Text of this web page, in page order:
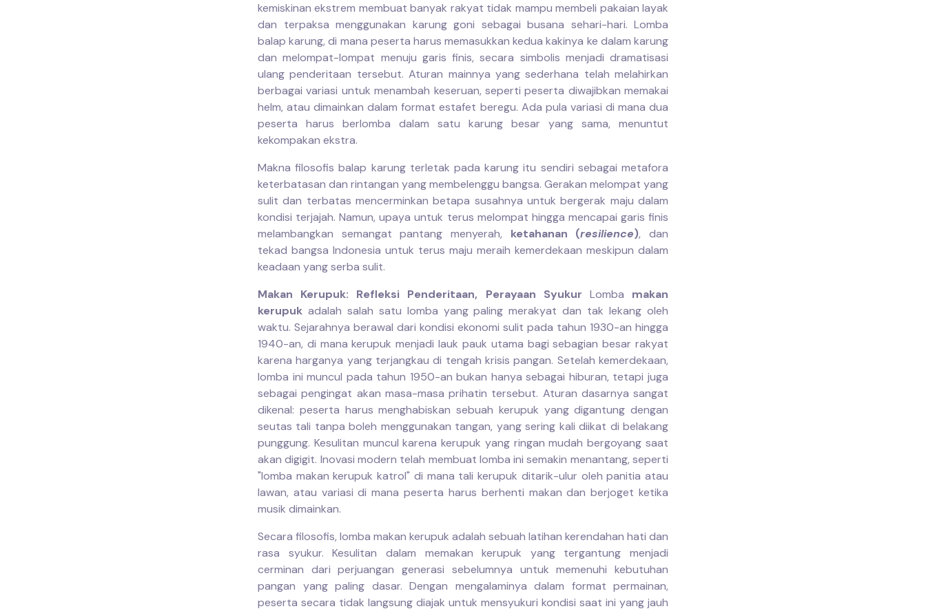
kemiskinan ekstrem membuat banyak rakyat tidak mampu membeli pakaian layak
dan terpaksa menggunakan karung goni sebagai busana sehari-hari. Lomba
balap karung, di mana peserta harus memasukkan kedua kakinya ke dalam karung
dan melompat-lompat menuju garis finis, secara simbolis menjadi dramatisasi
ulang penderitaan tersebut. Aturan mainnya yang sederhana telah melahirkan
berbagai variasi untuk menambah keseruan, seperti peserta diwajibkan memakai
helm, atau dimainkan dalam format estafet beregu. Ada pula variasi di mana dua
peserta harus berlomba dalam satu karung besar yang sama, menuntut
kekompakan ekstra.
Makna filosofis balap karung terletak pada karung itu sendiri sebagai metafora
keterbatasan dan rintangan yang membelenggu bangsa. Gerakan melompat yang
sulit dan terbatas mencerminkan betapa susahnya untuk bergerak maju dalam
kondisi terjajah. Namun, upaya untuk terus melompat hingga mencapai garis finis
melambangkan semangat pantang menyerah, ketahanan (resilience), dan
tekad bangsa Indonesia untuk terus maju meraih kemerdekaan meskipun dalam
keadaan yang serba sulit.
Makan Kerupuk: Refleksi Penderitaan, Perayaan Syukur Lomba makan
kerupuk adalah salah satu lomba yang paling merakyat dan tak lekang oleh
waktu. Sejarahnya berawal dari kondisi ekonomi sulit pada tahun 1930-an hingga
1940-an, di mana kerupuk menjadi lauk pauk utama bagi sebagian besar rakyat
karena harganya yang terjangkau di tengah krisis pangan. Setelah kemerdekaan,
lomba ini muncul pada tahun 1950-an bukan hanya sebagai hiburan, tetapi juga
sebagai pengingat akan masa-masa prihatin tersebut. Aturan dasarnya sangat
dikenal: peserta harus menghabiskan sebuah kerupuk yang digantung dengan
seutas tali tanpa boleh menggunakan tangan, yang sering kali diikat di belakang
punggung. Kesulitan muncul karena kerupuk yang ringan mudah bergoyang saat
akan digigit. Inovasi modern telah membuat lomba ini semakin menantang, seperti
"lomba makan kerupuk katrol" di mana tali kerupuk ditarik-ulur oleh panitia atau
lawan, atau variasi di mana peserta harus berhenti makan dan berjoget ketika
musik dimainkan.
Secara filosofis, lomba makan kerupuk adalah sebuah latihan kerendahan hati dan
rasa syukur. Kesulitan dalam memakan kerupuk yang tergantung menjadi
cerminan dari perjuangan generasi sebelumnya untuk memenuhi kebutuhan
pangan yang paling dasar. Dengan mengalaminya dalam format permainan,
peserta secara tidak langsung diajak untuk mensyukuri kondisi saat ini yang jauh